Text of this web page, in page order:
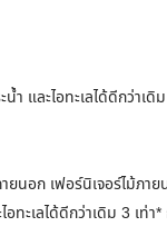
ละไอทะเลได้ดีกว่าเดิม
อก เฟอร์นิเจอร์ไม้ภาย
เลได้ดีกว่าเดิม 3 เท่า